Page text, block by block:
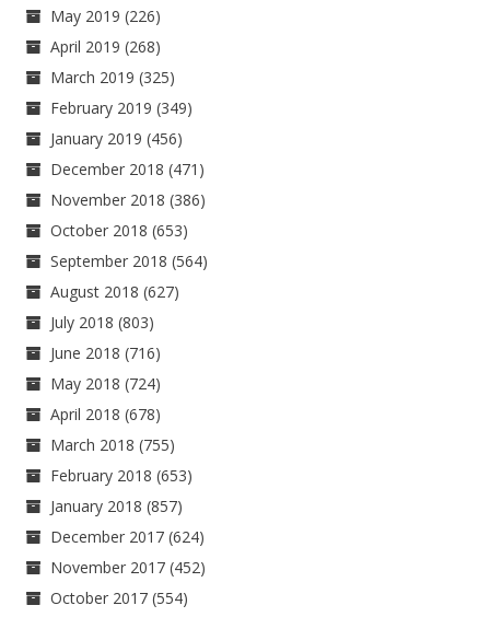
May 2019 (226)
April 2019 (268)
March 2019 (325)
February 2019 (349)
January 2019 (456)
December 2018 (471)
November 2018 (386)
October 2018 (653)
September 2018 (564)
August 2018 (627)
July 2018 (803)
June 2018 (716)
May 2018 (724)
April 2018 (678)
March 2018 (755)
February 2018 (653)
January 2018 (857)
December 2017 (624)
November 2017 (452)
October 2017 (554)